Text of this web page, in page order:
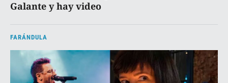
Galante y hay video
FARÁNDULA